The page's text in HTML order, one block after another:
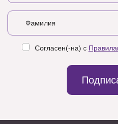
Согласен(-на) с